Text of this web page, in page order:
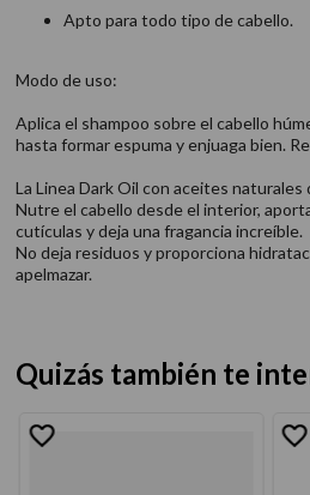
Apto para todo tipo de cabello.​
Modo de uso:
Aplica el shampoo sobre el cabello
hasta formar espuma y enjuaga bien.
La Linea Dark Oil con aceites naturales
Nutre el cabello desde el interior,
cutículas y deja una fragancia increíble.
No deja residuos y proporciona
apelmazar.
Quizás también te